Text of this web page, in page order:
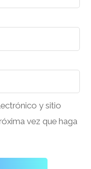
y sitio
vez que haga